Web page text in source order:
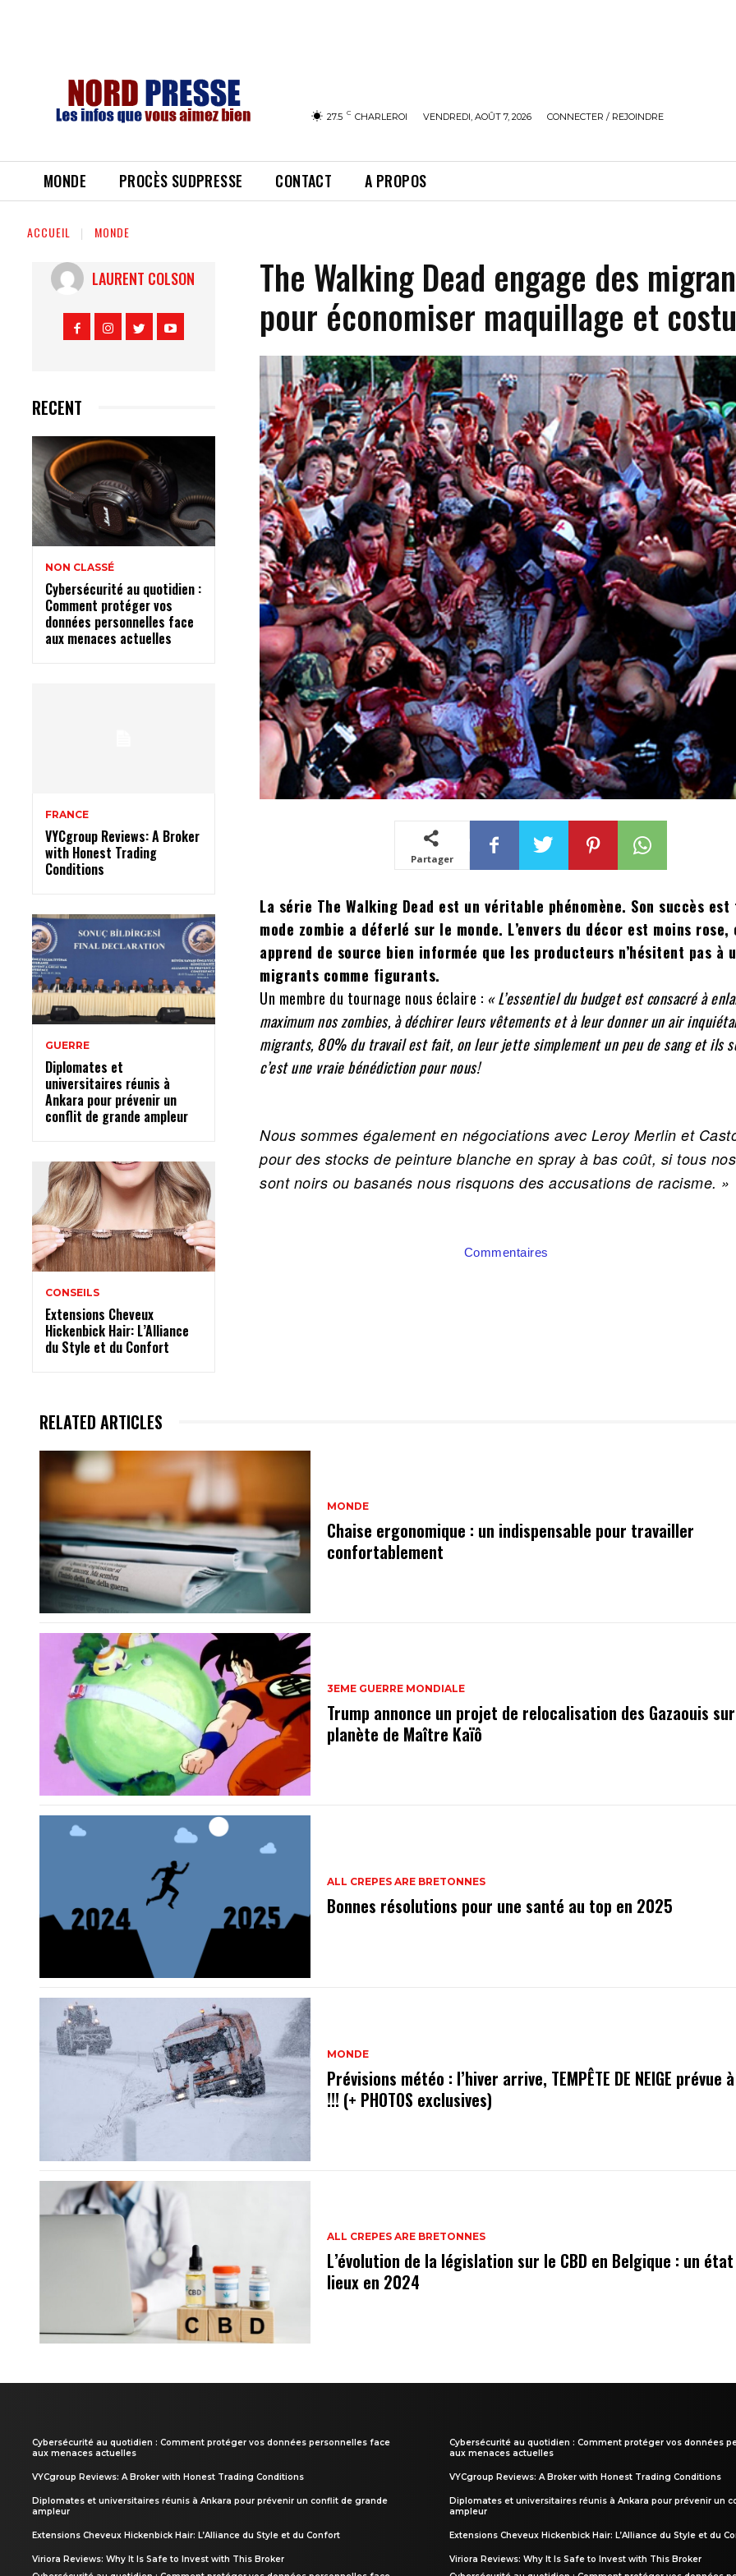
27.5 C CHARLEROI VENDREDI, AOÛT 7, 2026 CONNECTER / REJOINDRE
MONDE PROCÈS SUDPRESSE CONTACT A PROPOS
ACCUEIL MONDE
LAURENT COLSON
RECENT
NON CLASSÉ
Cybersécurité au quotidien :
Comment protéger vos
données personnelles face
aux menaces actuelles
FRANCE
VYCgroup Reviews: A Broker
with Honest Trading
Conditions
GUERRE
Diplomates et
universitaires réunis à
Ankara pour prévenir un
conflit de grande ampleur
CONSEILS
Extensions Cheveux
Hickenbick Hair: L’Alliance
du Style et du Confort
The Walking Dead engage des
pour économiser maquillage et
Partager
La série The Walking Dead est un véritable phénomène. Son succès
mode zombie a déferlé sur le monde. L’envers du décor est moins rose,
apprend de source bien informée que les producteurs n’hésitent pas à
migrants comme figurants.
Un membre du tournage nous éclaire : « L’essentiel du budget est consacré à
maximum nos zombies, à déchirer leurs vêtements et à leur donner un air
migrants, 80% du travail est fait, on leur jette simplement un peu de sang et ils
c’est une vraie bénédiction pour nous!
Nous sommes également en négociations avec Leroy Merlin et
pour des stocks de peinture blanche en spray à bas coût, si tous
sont noirs ou basanés nous risquons des accusations de racisme. »
Commentaires
RELATED ARTICLES
MONDE
Chaise ergonomique : un indispensable pour travailler
confortablement
3EME GUERRE MONDIALE
Trump annonce un projet de relocalisation des Gazaouis
planète de Maître Kaïô
ALL CREPES ARE BRETONNES
Bonnes résolutions pour une santé au top en 2025
MONDE
Prévisions météo : l’hiver arrive, TEMPÊTE DE NEIGE prévue
!!! (+ PHOTOS exclusives)
ALL CREPES ARE BRETONNES
L’évolution de la législation sur le CBD en Belgique : un
lieux en 2024
Cybersécurité au quotidien : Comment protéger vos données personnelles face
aux menaces actuelles
VYCgroup Reviews: A Broker with Honest Trading Conditions
Diplomates et universitaires réunis à Ankara pour prévenir un conflit de grande
ampleur
Extensions Cheveux Hickenbick Hair: L’Alliance du Style et du Confort
Viriora Reviews: Why It Is Safe to Invest with This Broker
Cybersécurité au quotidien : Comment protéger vos données
aux menaces actuelles
VYCgroup Reviews: A Broker with Honest Trading Conditions
Diplomates et universitaires réunis à Ankara pour prévenir un
ampleur
Extensions Cheveux Hickenbick Hair: L’Alliance du Style et du
Viriora Reviews: Why It Is Safe to Invest with This Broker